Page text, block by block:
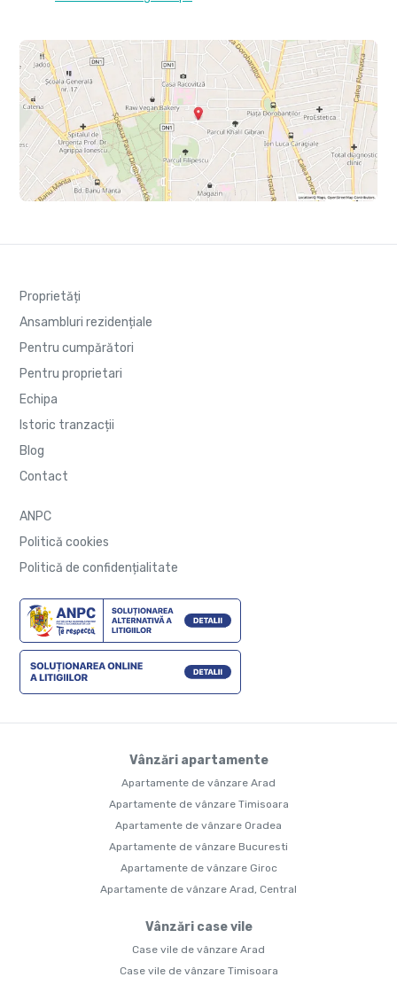
Proprietăți
Ansambluri rezidențiale
Pentru cumpărători
Pentru proprietari
Echipa
Istoric tranzacții
Blog
Contact
ANPC
Politică cookies
Politică de confidențialitate
Vânzări apartamente
Apartamente de vânzare Arad
Apartamente de vânzare Timisoara
Apartamente de vânzare Oradea
Apartamente de vânzare Bucuresti
Apartamente de vânzare Giroc
Apartamente de vânzare Arad, Central
Vânzări case vile
Case vile de vânzare Arad
Case vile de vânzare Timisoara